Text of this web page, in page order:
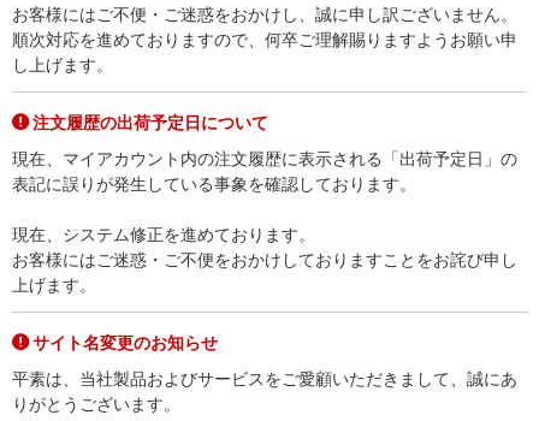
お客様にはご不便・ご迷惑をおかけし、誠に申し訳ございません。
順次対応を進めておりますので、何卒ご理解賜りますようお願い申
し上げます。
注文履歴の出荷予定日について
現在、マイアカウント内の注文履歴に表示される「出荷予定日」の
表記に誤りが発生している事象を確認しております。
現在、システム修正を進めております。
お客様にはご迷惑・ご不便をおかけしておりますことをお詫び申し
上げます。
サイト名変更のお知らせ
平素は、当社製品およびサービスをご愛顧いただきまして、誠にあ
りがとうございます。